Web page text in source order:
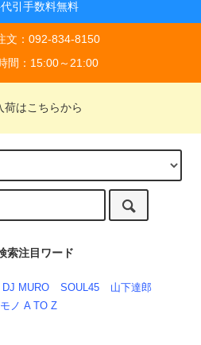
代引手数料無料
文：092-834-8150
間：15:00～21:00
荷はこちらから
索注目ワード
DJ MURO SOUL45
山下達郎
ノ A TO Z